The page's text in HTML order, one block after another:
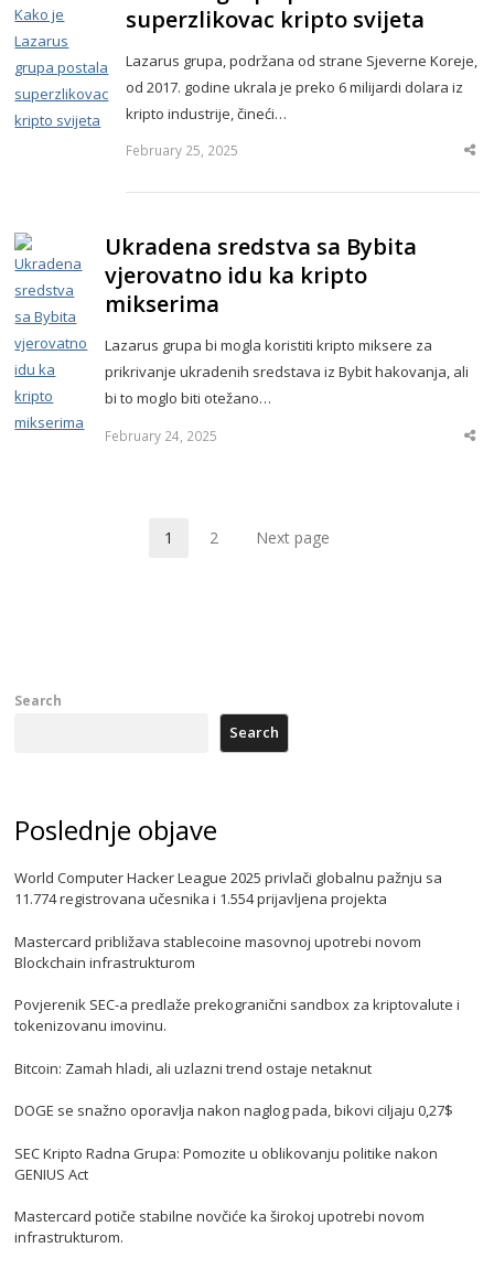
superzlikovac kripto svijeta
Lazarus grupa, podržana od strane Sjeverne Koreje,
od 2017. godine ukrala je preko 6 milijardi dolara iz
kripto industrije, čineći…
February 25, 2025
Ukradena sredstva sa Bybita
vjerovatno idu ka kripto
mikserima
Lazarus grupa bi mogla koristiti kripto miksere za
prikrivanje ukradenih sredstava iz Bybit hakovanja, ali
bi to moglo biti otežano…
February 24, 2025
Page
1 Page
2 Next page
Search
Search
Poslednje objave
World Computer Hacker League 2025 privlači globalnu pažnju sa
11.774 registrovana učesnika i 1.554 prijavljena projekta
Mastercard približava stablecoine masovnoj upotrebi novom
Blockchain infrastrukturom
Povjerenik SEC-a predlaže prekogranični sandbox za kriptovalute i
tokenizovanu imovinu.
Bitcoin: Zamah hladi, ali uzlazni trend ostaje netaknut
DOGE se snažno oporavlja nakon naglog pada, bikovi ciljaju 0,27$
SEC Kripto Radna Grupa: Pomozite u oblikovanju politike nakon
GENIUS Act
Mastercard potiče stabilne novčiće ka širokoj upotrebi novom
infrastrukturom.